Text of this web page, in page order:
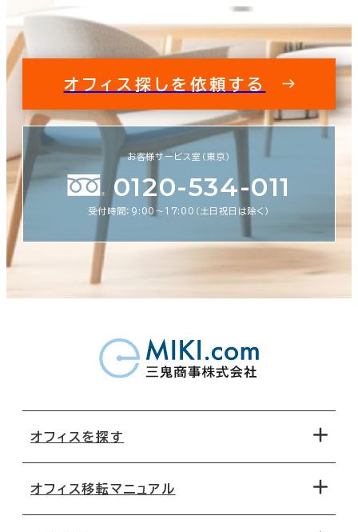
オフィス探しを依頼する
お客様サービス室（東京）
0120-534-011
受付時間：9:00〜17:00（土日祝日は除く）
オフィスを探す
オフィス移転マニュアル